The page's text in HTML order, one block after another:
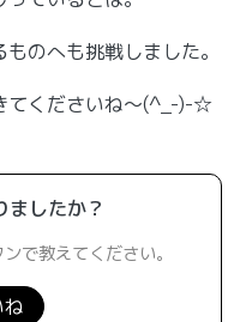
のへも挑戦しました。
てくださいね～(^_-)-☆
ましたか？
で教えてください。
ね